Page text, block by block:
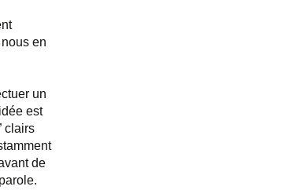
en
un
est
clairs
de